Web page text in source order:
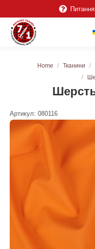
You are here:
Home Тканини
Артикул: 080116